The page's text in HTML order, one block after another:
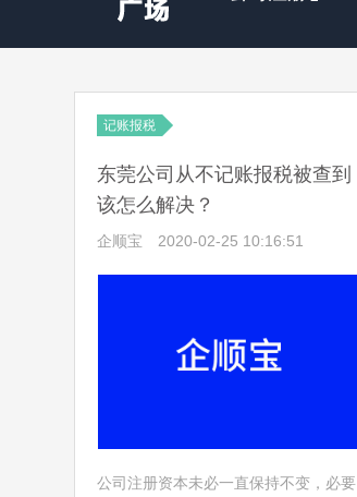
记账报税
东莞公司从不记账报税被查到
该怎么解决？
企顺宝 2020-02-25 10:16:51
公司注册资本未必一直保持不变，必要